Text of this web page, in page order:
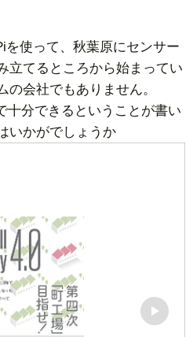
使って、秋葉原にセンサー
立てるところから始まってい
の会社でもありません。
十分できるということが書い
いかがでしょうか